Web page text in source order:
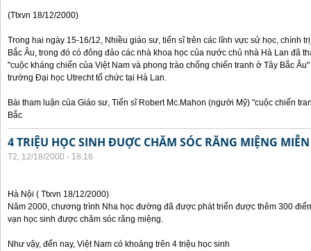
(Ttxvn 18/12/2000)
Trong hai ngày 15-16/12, Nhiều giáo sư, tiến sĩ trên các lĩnh vực sử học, chính
Bắc Âu, trong đó có đông đảo các nhà khoa học của nước chủ nhà Hà Lan đã
"cuộc kháng chiến của Việt Nam và phong trào chống chiến tranh ở Tây Bắc
trường Đại học Utrecht tổ chức tại Hà Lan.
Bài tham luận của Giáo sư, Tiến sĩ Robert Mc.Mahon (người Mỹ) "cuộc chiến
Bắc
4 TRIỆU HỌC SINH ĐUỢC CHĂM SÓC RĂNG MIỆNG
T2, 12/18/2000 - 18:16
Hà Nội ( Ttxvn 18/12/2000)
Năm 2000, chương trình Nha học đường đã được phát triển được thêm 300
vạn học sinh được chăm sóc răng miệng.
Như vậy, đến nay, Việt Nam có khoảng trên 4 triệu học sinh